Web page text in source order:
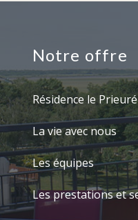
Notre offre
Résidence le Prieuré
La vie avec nous
Les équipes
Les prestations et